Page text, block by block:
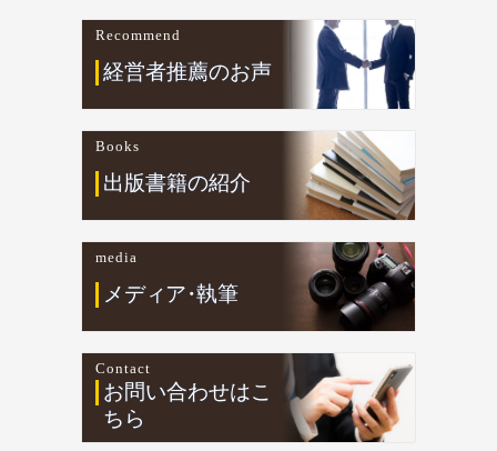
Recommend
経営者推薦のお声
Books
出版書籍の紹介
media
メディア・執筆
Contact
お問い合わせはこ
ちら